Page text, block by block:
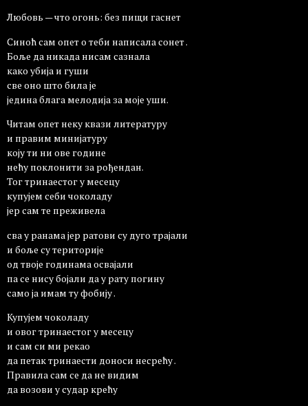
Любовь — что огонь: без пищи гаснет
Синоћ сам опет о теби написала сонет .
Боље да никада нисам сазнала
како убија и гуши
све оно што била је
једина блага мелодија за моје уши.
Читам опет неку квази литературу
и правим минијатуру
коју ти ни ове године
нећу поклонити за рођендан.
Тог тринаестог у месецу
купујем себи чоколаду
јер сам те преживела
сва у ранама јер ратови су дуго трајали
и боље су територије
од твоје годинама освајали
па се нису бојали да у рату погину
само ја имам ту фобију .
Купујем чоколаду
и овог тринаестог у месецу
и сам си ми рекао
да петак тринаести доноси несрећу .
Правила сам се да не видим
да возови у судар крећу